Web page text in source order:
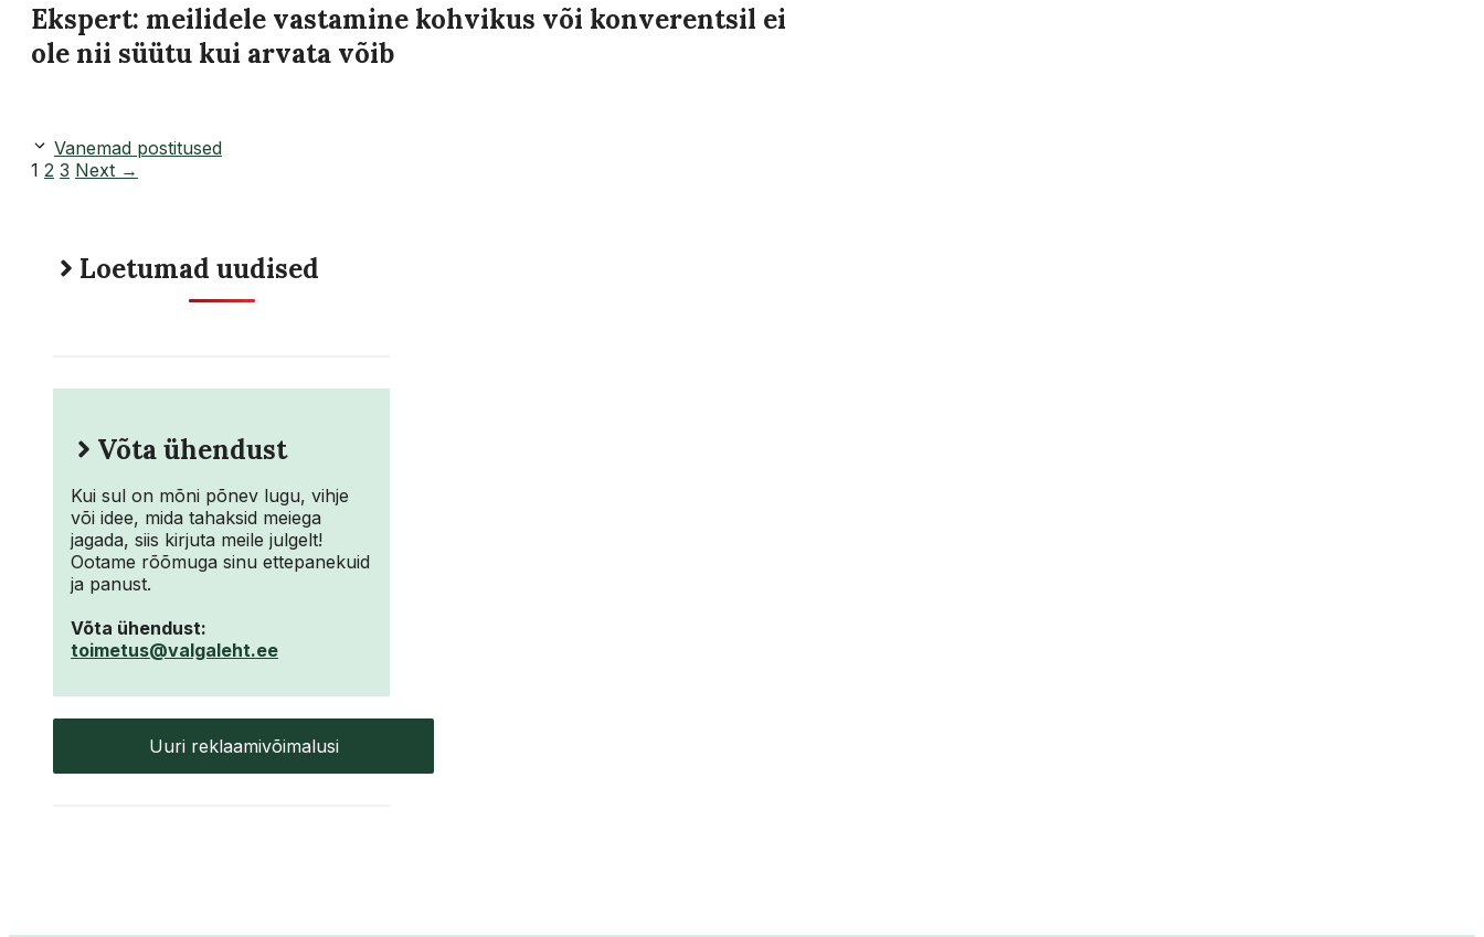
Ekspert: meilidele vastamine kohvikus või konverentsil ei
ole nii süütu kui arvata võib
Vanemad postitused
Page
1 Page
2 Page
3 Next →
Loetumad uudised
Võta ühendust
Kui sul on mõni põnev lugu, vihje
või idee, mida tahaksid meiega
jagada, siis kirjuta meile julgelt!
Ootame rõõmuga sinu ettepanekuid
ja panust.
Võta ühendust:
toimetus@valgaleht.ee
Uuri reklaamivõimalusi